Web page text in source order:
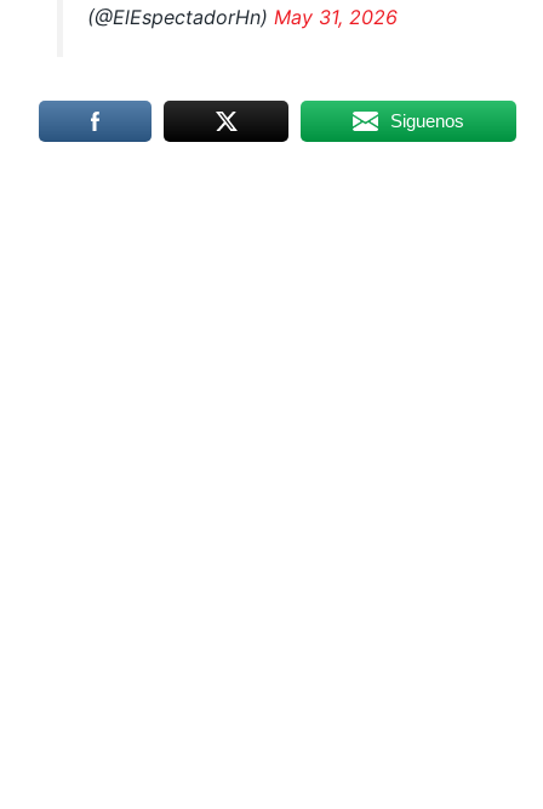
(@ElEspectadorHn) May 31, 2026
Siguenos